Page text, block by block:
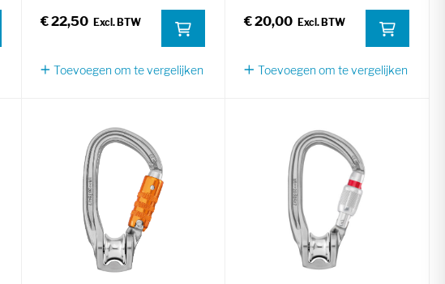
€ 22,50
Toevoegen om te vergelijken
€ 20,00
Toevoegen om te vergelijken